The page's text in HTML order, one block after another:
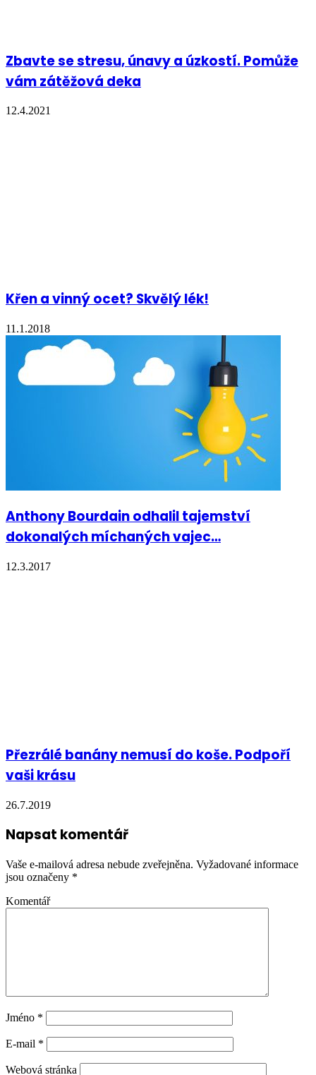
Zbavte se stresu, únavy a úzkostí. Pomůže
vám zátěžová deka
12.4.2021
Křen a vinný ocet? Skvělý lék!
11.1.2018
Anthony Bourdain odhalil tajemství
dokonalých míchaných vajec…
12.3.2017
Přezrálé banány nemusí do koše. Podpoří
vaši krásu
26.7.2019
Napsat komentář
Vaše e-mailová adresa nebude zveřejněna. Vyžadované informace
jsou označeny *
Komentář
Jméno *
E-mail *
Webová stránka